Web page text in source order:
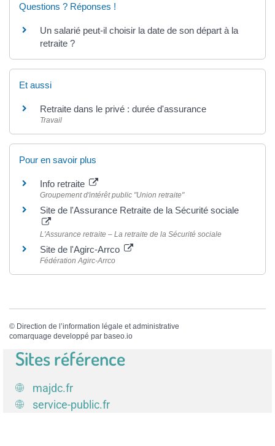
Questions ? Réponses !
Un salarié peut-il choisir la date de son départ à la
retraite ?
Et aussi
Retraite dans le privé : durée d'assurance
Travail
Pour en savoir plus
Info retraite
Groupement d'intérêt public "Union retraite"
Site de l'Assurance Retraite de la Sécurité sociale
L'Assurance retraite – La retraite de la Sécurité sociale
Site de l'Agirc-Arrco
Fédération Agirc-Arrco
© Direction de l’information légale et administrative
comarquage developpé par baseo.io
Sites référence
majdc.fr
service-public.fr